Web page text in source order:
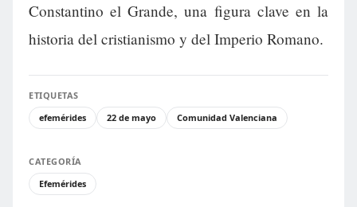
Constantino el Grande, una figura clave en la
historia del cristianismo y del Imperio Romano.
ETIQUETAS
efemérides
22 de mayo Comunidad Valenciana
CATEGORÍA
Efemérides